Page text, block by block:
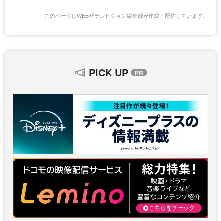
このページはWEBザテレビジョン編集部が作成・配信しています。
PICK UP